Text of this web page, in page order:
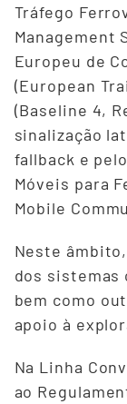
Tráfego
Management
Europeu de
(European
(Baseline 4,
sinalização
fallback e
Móveis para
Mobile
Neste
dos sistemas
bem como
apoio à
Na Linha
ao